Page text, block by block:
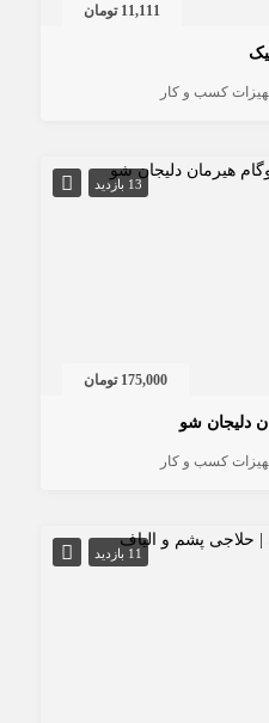
11,111 تومان
کسب و کار
13 بازدید
175,000 تومان
دلیجان شو
کسب و کار
11 بازدید